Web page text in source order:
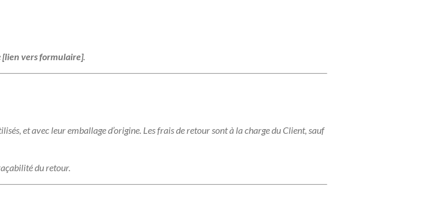
[lien vers formulaire].
et avec leur emballage d’origine. Les frais de retour sont à la charge du Client, sauf
du retour.